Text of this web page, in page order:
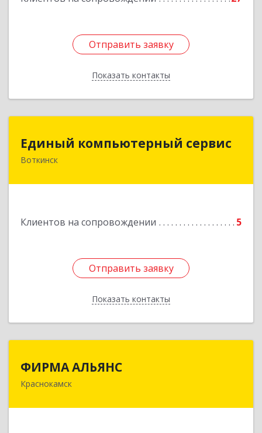
Отправить заявку
Показать контакты
Отправить заявку
Назад
Единый компьютерный сервис
Воткинск
Клиентов на сопровождении 5
Отправить заявку
Показать контакты
Единый компьютерный сервис
Отправить заявку
Назад
ФИРМА АЛЬЯНС
Краснокамск